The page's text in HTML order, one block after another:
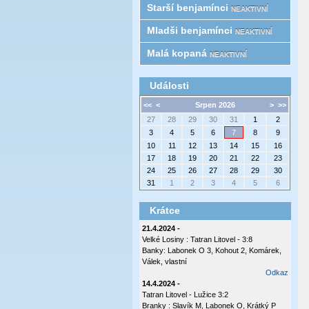
Starší benjamínci NEAKTIVNÍ
Mladši benjamínci NEAKTIVNÍ
Malá kopaná NEAKTIVNÍ
Události
<< < > >>
Srpen 2026
27
28 29 30 31 1
2
3
4 5 6 7 8
9
10
11 12 13 14 15
16
17
18 19 20 21 22
23
24
25 26 27 28 29
30
31
1 2 3 4 5 6
Krátce
21.4.2024 -
Velké Losiny : Tatran Litovel - 3:8
Banky: Labonek O 3, Kohout 2, Komárek,
Válek, vlastní
Odkaz
14.4.2024 -
Tatran Litovel - Lužice 3:2
Branky : Slavík M, Labonek O, Krátký P